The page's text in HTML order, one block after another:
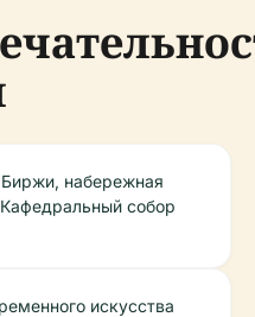
набережная
собор
искусства